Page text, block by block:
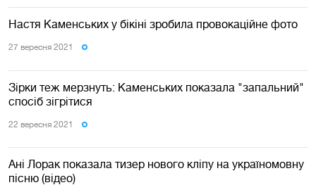
Настя Каменських у бікіні зробила провокаційне фото
27 вересня 2021
Зірки теж мерзнуть: Каменських показала "запальний"
спосіб зігрітися
22 вересня 2021
Ані Лорак показала тизер нового кліпу на україномовну
пісню (відео)